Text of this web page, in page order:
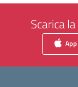
Scarica